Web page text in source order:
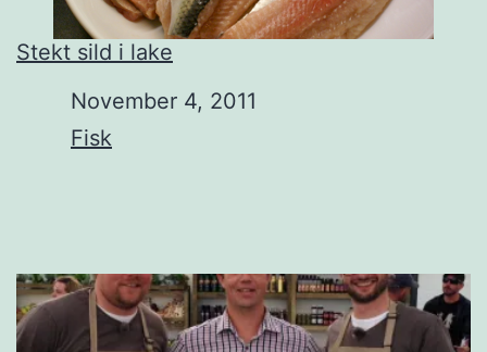
Stekt sild i lake
November 4, 2011
In relation to
Fisk